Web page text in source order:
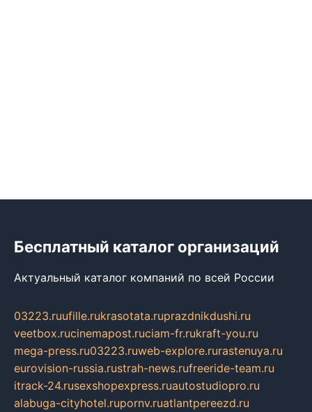
Бесплатный каталог организаций
Актуальный каталог компаний по всей России
03223.ruufille.rukrasotata.ruprazdnikdushi.ru
veetbox.rucinemapost.ruciam-fr.rukraft-you.ru
mega-press.ru03223.ruweb-explore.rurastenuya.ru
eurovision-russia.rustrah-news.rufreeride-team.ru
itrack-24.rusexshopexpress.ruautostudiopro.ru
alabuga-cityhotel.rupornv.ruatlantpereezd.ru